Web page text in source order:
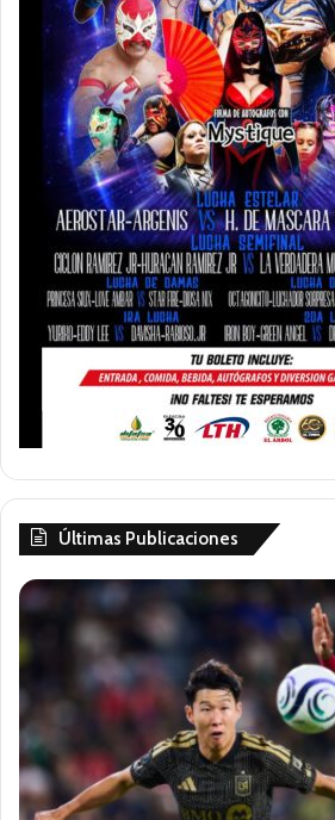
Últimas Publicaciones